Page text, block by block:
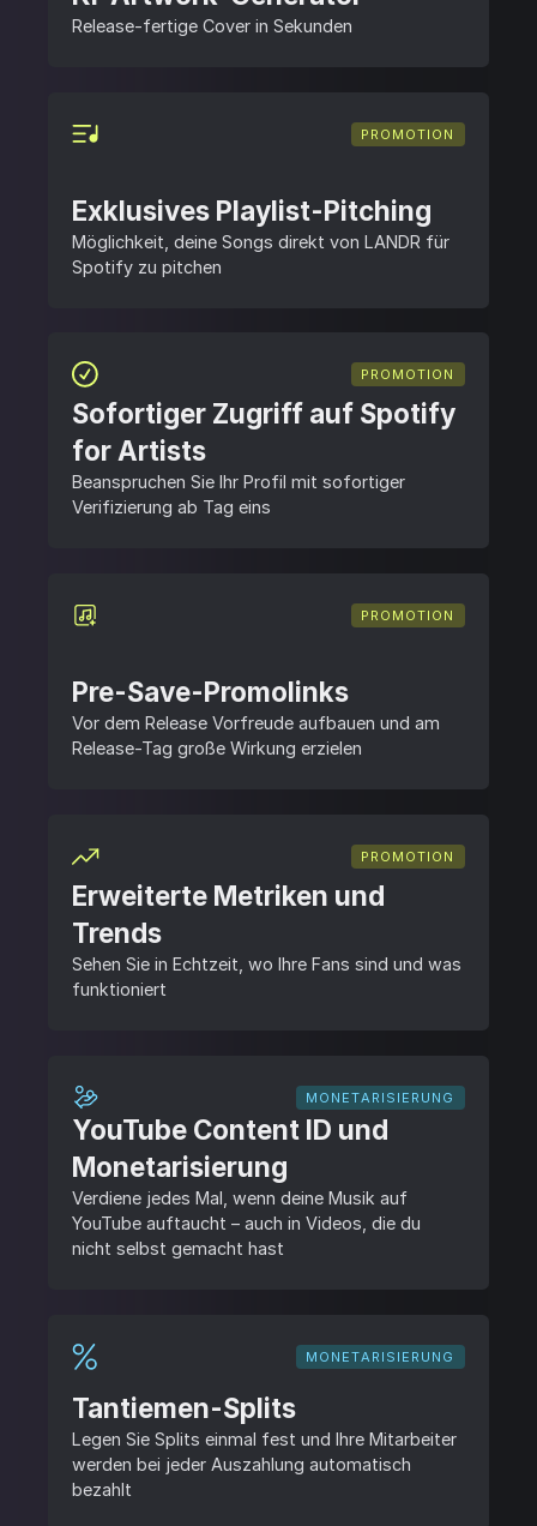
Release-fertige Cover in Sekunden
PROMOTION
Exklusives Playlist-Pitching
Möglichkeit, deine Songs direkt von LANDR für
Spotify zu pitchen
PROMOTION
Sofortiger Zugriff auf Spotify
for Artists
Beanspruchen Sie Ihr Profil mit sofortiger
Verifizierung ab Tag eins
PROMOTION
Pre-Save-Promolinks
Vor dem Release Vorfreude aufbauen und am
Release-Tag große Wirkung erzielen
PROMOTION
Erweiterte Metriken und
Trends
Sehen Sie in Echtzeit, wo Ihre Fans sind und was
funktioniert
MONETARISIERUNG
YouTube Content ID und
Monetarisierung
Verdiene jedes Mal, wenn deine Musik auf
YouTube auftaucht – auch in Videos, die du
nicht selbst gemacht hast
MONETARISIERUNG
Tantiemen-Splits
Legen Sie Splits einmal fest und Ihre Mitarbeiter
werden bei jeder Auszahlung automatisch
bezahlt